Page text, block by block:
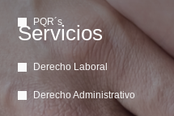
PQR´s
Servicios
Derecho Laboral
Derecho Administrativo